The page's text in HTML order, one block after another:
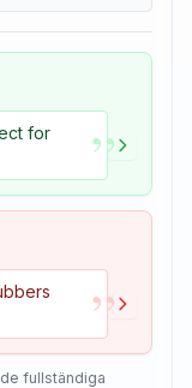
2.3
for
”
”
fullständiga